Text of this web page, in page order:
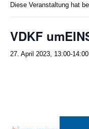
Diese Veranstaltung hat
VDKF
27. April 2023, 13:00-14:00